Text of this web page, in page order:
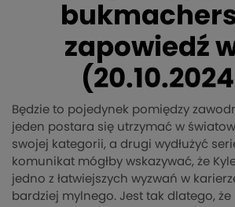
zapowiedź
Będzie to pojedynek pomiędzy
jeden postara się utrzymać w
swojej kategorii, a drugi wydłużyć
komunikat mógłby wskazywać, że
jedno z łatwiejszych wyzwań w
bardziej mylnego. Jest tak dlatego, że